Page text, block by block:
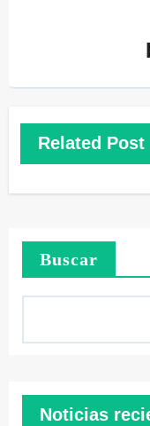
Related Post
Buscar
Noticias